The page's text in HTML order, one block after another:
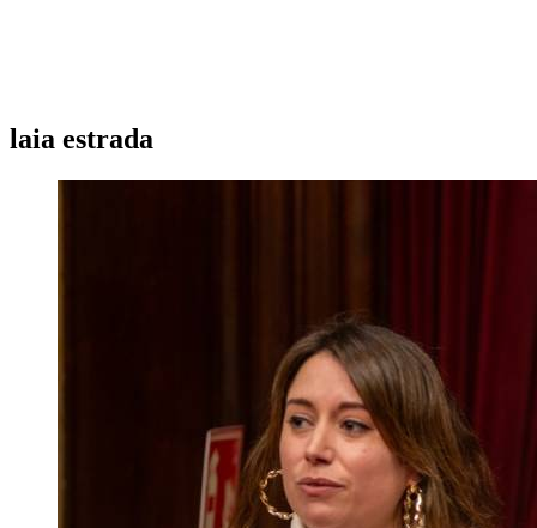
laia estrada